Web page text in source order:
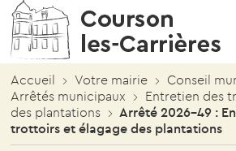
Accueil Votre mairie Conseil
Arrêtés municipaux
Entretien des
des plantations
Arrêté 2026-49 :
trottoirs et élagage des plantations
Votre mairie
Affouages
Démarches Administratives
Urbanisme
Conseil municipal
Réunions
Délibérations
Arrêtés
Vivre à Courson
Cérémonies & manifestations
Liens utiles
Santé
Cérémonies & manifestations
Photothèque
Enfance et Jeunesse
Education & Périscolaire
Restauration Scolaire
Restauration Scolaire
Menus de l’année scolaire en cours
Vie économique
Annuaire des activités
Culture – Evénements –
SPORTS
Annuaire associations